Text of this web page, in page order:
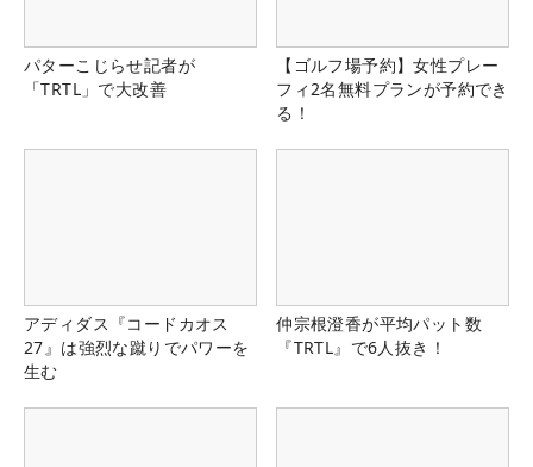
パターこじらせ記者が
「TRTL」で大改善
【ゴルフ場予約】女性プレー
フィ2名無料プランが予約でき
る！
アディダス『コードカオス
27』は強烈な蹴りでパワーを
生む
仲宗根澄香が平均パット数
『TRTL』で6人抜き！